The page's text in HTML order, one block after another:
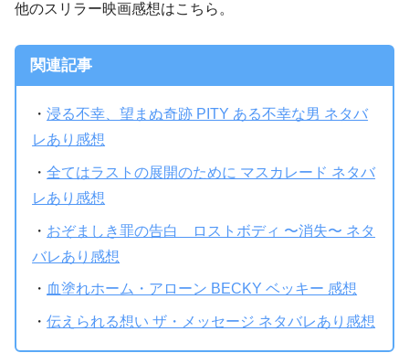
ちょっと品のない悪い言い方をしますがそこまでクサさを
感じない映画に出来上がっています。
思想をある種荒唐無稽と
も言える設定で包んでいるうまさがある映画
他のスリラー映画感想はこちら。
関連記事
・浸る不幸、望まぬ奇跡 PITY ある不幸な男 ネタバ
レあり感想
・全てはラストの展開のために マスカレード ネタバ
レあり感想
・ おぞましき罪の告白 ロストボディ 〜消失〜 ネタ
バレあり感想
・ 血塗れホーム・アローン BECKY ベッキー 感想
・伝えられる想い ザ・メッセージ ネタバレあり感想